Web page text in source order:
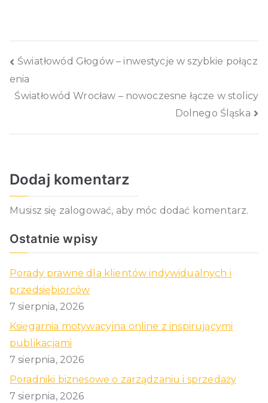
Nawigacja
wpisu
Światłowód Głogów – inwestycje w szybkie połącz
enia
Światłowód Wrocław – nowoczesne łącze w stolicy
Dolnego Śląska
Dodaj komentarz
Musisz się zalogować, aby móc dodać komentarz.
Ostatnie wpisy
Porady prawne dla klientów indywidualnych i
przedsiębiorców
7 sierpnia, 2026
Księgarnia motywacyjna online z inspirującymi
publikacjami
7 sierpnia, 2026
Poradniki biznesowe o zarządzaniu i sprzedaży
7 sierpnia, 2026